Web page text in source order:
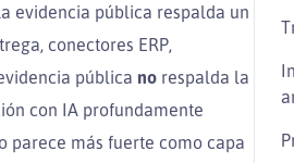
evidencia pública respalda un
conectores ERP,
pública no respalda la
con IA profundamente
parece más fuerte como capa